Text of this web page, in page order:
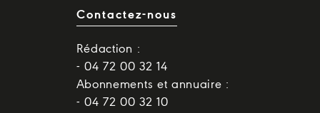
Contactez-nous
Rédaction :
- 04 72 00 32 14
Abonnements et annuaire :
- 04 72 00 32 10